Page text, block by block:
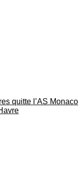
quitte l’AS Monaco